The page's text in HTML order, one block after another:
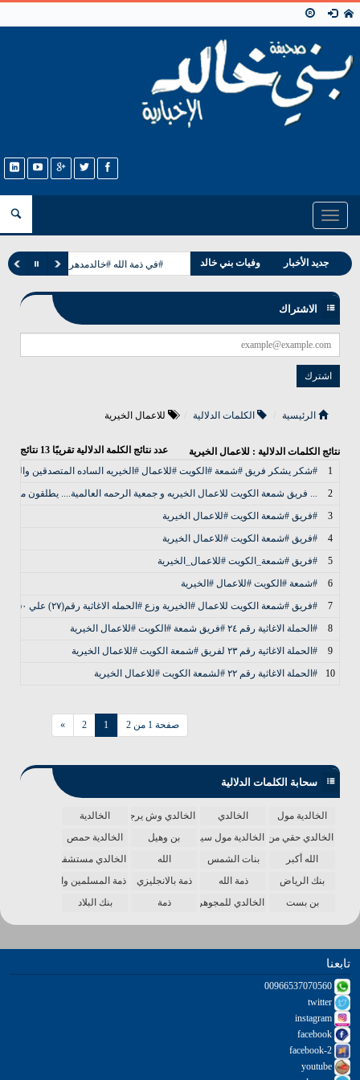
Toggle
navigation
جديد الأخبار
مناسبات بني خالد
وفيات بني خالد #في ذمة الله #خالدمدهر مرعي الخالدي
الاشتراك
الرئيسية الكلمات الدلالية للاعمال الخيرية
نتائج الكلمات الدلالية : للاعمال الخيرية عدد نتائج الكلمة الدلالية تقريبًا 13 نتائج
1
#شكر يشكر فريق #شمعة #الكويت #للاعمال #الخيريه الساده المتصدقين
2
... فريق شمعة الكويت للاعمال الخيريه و جمعية الرحمه العالمية.... يطلقون
3
#فريق #شمعة الكويت #للاعمال الخيرية
4
#فريق #شمعة الكويت #للاعمال الخيرية
5
#فريق #شمعة_الكويت #للاعمال_الخيرية
6
#شمعة #الكويت #للاعمال #الخيرية
7
#فريق #شمعة الكويت للاعمال #الخيرية وزع #الحمله الاغاثية رقم(٢٧) علي ٥٠ اسره في ارقبان
8
#الحملة الاغاثية رقم ٢٤ #فريق شمعة #الكويت #للاعمال الخيرية
9
#الحملة الاغاثية رقم ٢٣ لفريق #شمعة الكويت #للاعمال الخيرية
10
#الحملة الاغاثية رقم ٢٢ #لشمعة الكويت #للاعمال الخيرية
صفحة 1 من 2 1
2
»
سحابة الكلمات الدلالية
الخالدية مول الخالدي الخالدي وش يرجع
الخالدية
الخالدي حقي من الدنياالخالدية مول سينما بن وهيل
الخالدية حمص
الله أكبر
بنات الشمس الله
الخالدي مستشفى
بنك الرياض
ذمة الله ذمة بالانجليزي
ذمة المسلمين واحدة
بن بست
الخالدي للمجوهرات ذمة بنك البلاد
تابعنا